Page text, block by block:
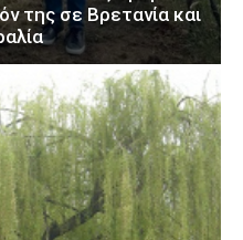
της σε Βρετανία και